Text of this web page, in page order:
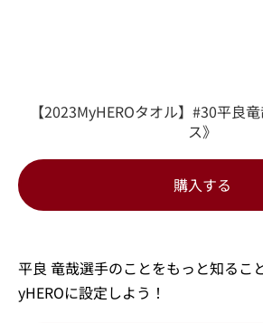
【2023MyHEROタオル】#30平良
ス》
購入する
平良 竜哉選手のことをもっと知るこ
yHEROに設定しよう！